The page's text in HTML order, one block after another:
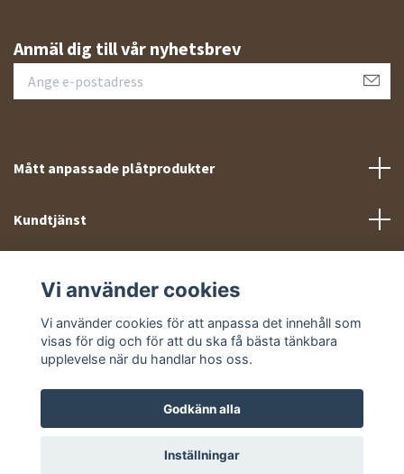
Anmäl dig till vår nyhetsbrev
Mått anpassade plåtprodukter
Kundtjänst
Sociala medier
© 2026 Takprofiler.se
Vi använder cookies
Vi använder cookies för att anpassa det innehåll som
visas för dig och för att du ska få bästa tänkbara
upplevelse när du handlar hos oss.
Godkänn alla
Inställningar